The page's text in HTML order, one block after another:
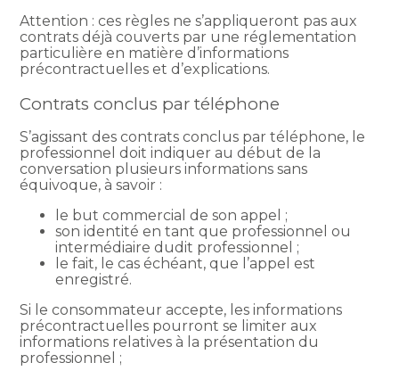
Attention : ces règles ne s’appliqueront pas aux
contrats déjà couverts par une réglementation
particulière en matière d’informations
précontractuelles et d’explications.
Contrats conclus par téléphone
S’agissant des contrats conclus par téléphone, le
professionnel doit indiquer au début de la
conversation plusieurs informations sans
équivoque, à savoir :
le but commercial de son appel ;
son identité en tant que professionnel ou
intermédiaire dudit professionnel ;
le fait, le cas échéant, que l’appel est
enregistré.
Si le consommateur accepte, les informations
précontractuelles pourront se limiter aux
informations relatives à la présentation du
professionnel ;